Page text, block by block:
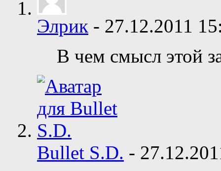
Элрик - 27.12.2011
В чем смысл этой
Bullet S.D. -